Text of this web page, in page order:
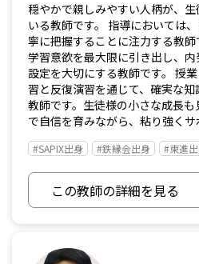
穏やかで親しみやすい人柄が、
いる教師です。 指導においては
寧に把握することに注力する教
学習意欲を最大限に引き出し、
設定を大切にする教師です。 授
習と反復演習を通じて、確実な
教師です。生徒様の小さな成長
で自信を育みながら、粘り強くサ
#SAPIX出身 #鉄縁会出身 #東進
この教師の詳細を見る